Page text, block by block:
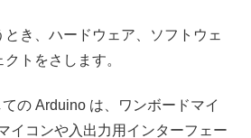
き、ハードウェア、ソフトウェ
トをさします。
の Arduino は、ワンボードマイ
イコンや入出力用インターフェー